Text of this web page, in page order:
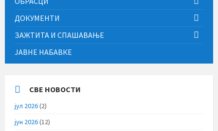
ДОКУМЕНТИ
ЗАЖТИТА И СПАШАВАЊЕ
ЈАВНЕ НАБАВКЕ
СВЕ НОВОСТИ
јул 2026(2)
јун 2026(12)